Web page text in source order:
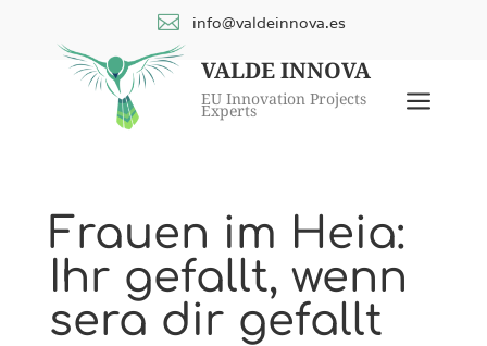
VALDE INNOVA
EU Innovation Projects
Experts a
 info@valdeinnova.es
Frauen im Heia:
Ihr gefallt, wenn
sera dir gefallt